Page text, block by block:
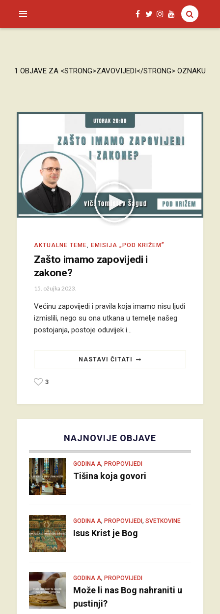
SAGUD.XYZ
1 OBJAVE ZA <STRONG>ZAVOVIJEDI</STRONG> OZNAKU
AKTUALNE TEME, EMISIJA „POD KRIŽEM”
Zašto imamo zapovijedi i
zakone?
15. ožujka 2023.
Većinu zapovijedi i pravila koja imamo nisu ljudi
izmislili, nego su ona utkana u temelje našeg
postojanja, postoje oduvijek i…
NASTAVI ČITATI
3
NAJNOVIJE OBJAVE
GODINA A, PROPOVIJEDI
Tišina koja govori
GODINA A, PROPOVIJEDI , SVETKOVINE
Isus Krist je Bog
GODINA A, PROPOVIJEDI
Može li nas Bog nahraniti u
pustinji?